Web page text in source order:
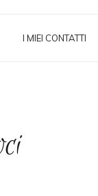
I MIEI CONTATTI